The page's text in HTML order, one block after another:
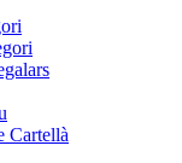
Cartellà